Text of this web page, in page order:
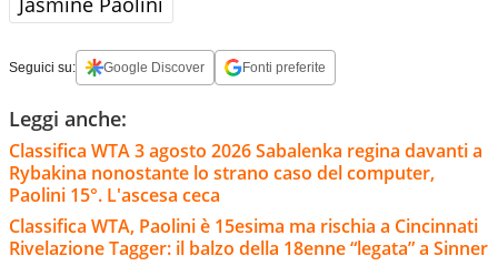
Seguici su: Google Discover Fonti preferite
Leggi anche:
Classifica WTA 3 agosto 2026 Sabalenka regina davanti a
Rybakina nonostante lo strano caso del computer,
Paolini 15°. L'ascesa ceca
Classifica WTA, Paolini è 15esima ma rischia a Cincinnati
Rivelazione Tagger: il balzo della 18enne “legata” a Sinner